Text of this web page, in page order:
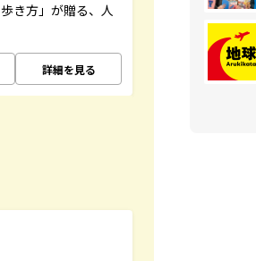
き方」が贈る、人
詳細を見る